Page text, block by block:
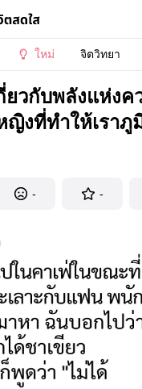
ใหม่ จิตวิทยา
ยวกับพลังแห่งค
ญิงที่ทำให้เราภู
- -